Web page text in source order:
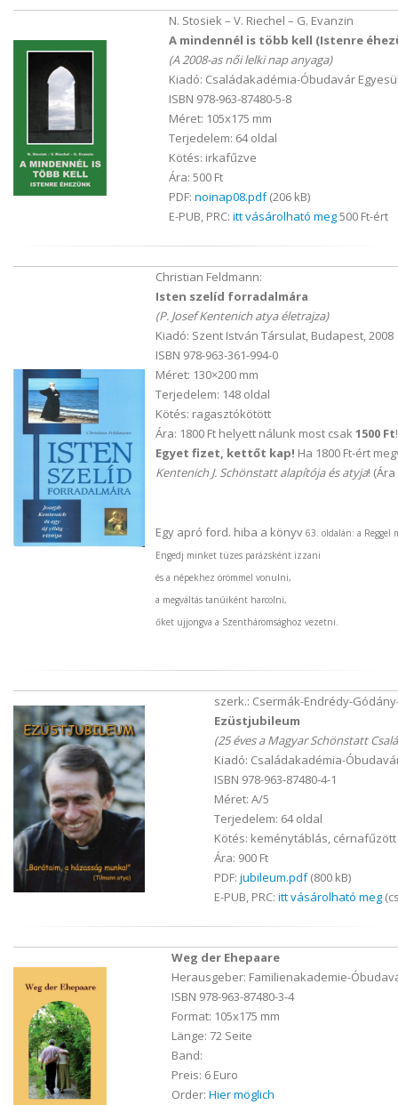
N. Stosiek – V. Riechel – G. Evanzin
A mindennél is több kell (Istenre
(A 2008-as női lelki nap anyaga)
Kiadó: Családakadémia-Óbudavár
ISBN 978-963-87480-5-8
Méret: 105x175 mm
Terjedelem: 64 oldal
Kötés: irkafűzve
Ára: 500 Ft
PDF: noinap08.pdf(206 kB)
E-PUB, PRC: itt vásárolható meg500 Ft-ért
Christian Feldmann:
Isten szelíd forradalmára
(P. Josef Kentenich atya életrajza)
Kiadó: Szent István Társulat, Budapest, 2008
ISBN 978-963-361-994-0
Méret: 130×200 mm
Terjedelem: 148 oldal
Kötés: ragasztókötött
Ára: 1800 Ft helyett nálunk most csak1500 Ft!
Egyet fizet, kettőt kap! Ha 1800 Ft-ért
Kentenich J. Schönstatt alapítója és atyja!
Egy apró ford. hiba a könyv 63. oldalán: a Reggel
Engedj minket tüzes parázsként izzani
és a népekhez örömmel vonulni,
a megváltás tanúiként harcolni,
őket ujjongva a Szentháromsághoz vezetni.
szerk.: Csermák-Endrédy-
Ezüstjubileum
(25 éves a Magyar Schönstatt
Kiadó: Családakadémia-
ISBN 978-963-87480-4-1
Méret: A/5
Terjedelem: 64 oldal
Kötés: keménytáblás, cérnafűzött
Ára: 900 Ft
PDF: jubileum.pdf(800 kB)
E-PUB, PRC: itt vásárolható meg
Weg der Ehepaare
Herausgeber: Familienakademie-
ISBN 978-963-87480-3-4
Format: 105x175 mm
Länge: 72 Seite
Band:
Preis: 6 Euro
Order: Hier möglich